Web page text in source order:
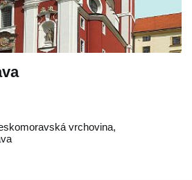
vrchovina,